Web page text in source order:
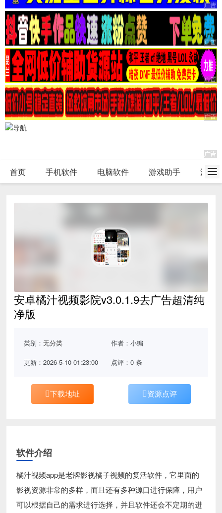
首页 手机软件 电脑软件 游戏助手 活动
安卓橘汁视频影院v3.0.1.9去广告超清纯
净版
类别：无分类 作者：小编
更新：2026-5-10 01:23:00 点评：0 条
下载地址 资源点评
软件介绍
橘汁视频app是老牌影视橘子视频的复活软件，它里面的
影视资源非常的多样，而且还有多种源口进行保障，用户
可以根据自己的需求进行选择，并且软件还会不定期的进